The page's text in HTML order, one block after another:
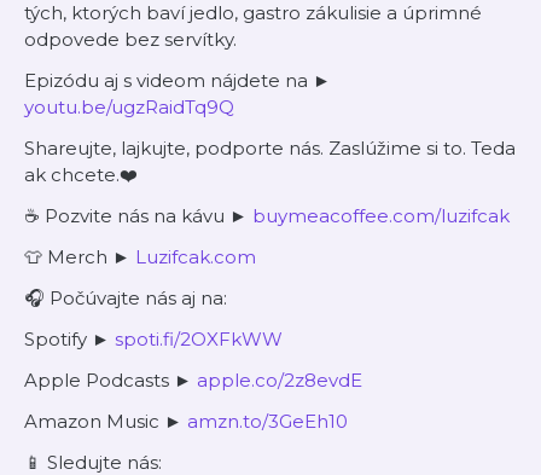
tých, ktorých baví jedlo, gastro zákulisie a úprimné
odpovede bez servítky.
Epizódu aj s videom nájdete na ►
⁠⁠youtu.be/ugzRaidTq9Q⁠⁠
Shareujte, lajkujte, podporte nás. Zaslúžime si to. Teda
ak chcete.❤️
☕ Pozvite nás na kávu ► ⁠⁠⁠⁠⁠⁠buymeacoffee.com/luzifcak⁠⁠⁠⁠⁠⁠
👕 Merch ► ⁠⁠⁠⁠⁠⁠Luzifcak.com⁠⁠⁠⁠⁠⁠
🎧 Počúvajte nás aj na:
Spotify ► ⁠⁠⁠⁠⁠⁠spoti.fi/2OXFkWW⁠⁠⁠⁠⁠⁠
Apple Podcasts ► ⁠⁠⁠⁠⁠⁠apple.co/2z8evdE⁠⁠⁠⁠⁠⁠
Amazon Music ► ⁠⁠⁠⁠⁠⁠amzn.to/3GeEh10⁠⁠⁠⁠⁠⁠
📱 Sledujte nás: